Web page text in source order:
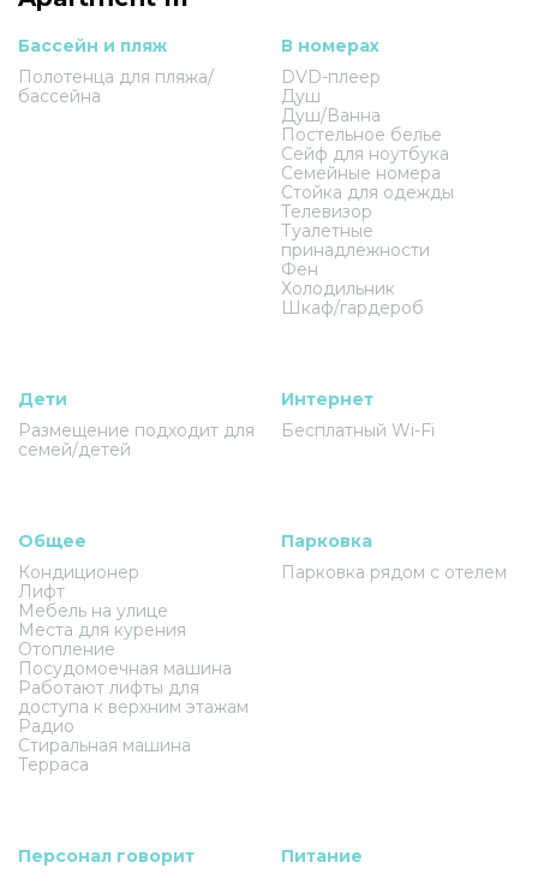
Бассейн и пляж
Полотенца для пляжа/
бассейна
В номерах
DVD-плеер
Душ
Душ/Ванна
Постельное белье
Сейф для ноутбука
Семейные номера
Стойка для одежды
Телевизор
Туалетные
принадлежности
Фен
Холодильник
Шкаф/гардероб
Дети
Размещение подходит для
семей/детей
Интернет
Бесплатный Wi-Fi
Общее
Кондиционер
Лифт
Мебель на улице
Места для курения
Отопление
Посудомоечная машина
Работают лифты для
доступа к верхним этажам
Радио
Стиральная машина
Терраса
Парковка
Парковка рядом с отелем
Персонал говорит
Питание